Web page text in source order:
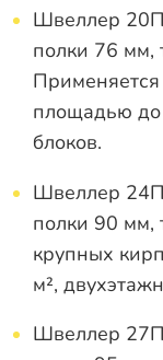
Швеллер
полки 76 мм,
площадью до
блоков.
Швеллер
полки 90 мм,
крупных
м²,
Швеллер